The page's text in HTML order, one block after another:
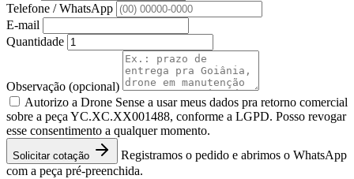
Telefone / WhatsApp
E-mail
Quantidade
Observação (opcional)
Autorizo a Drone Sense a usar meus dados pra retorno comercial
sobre a peça YC.XC.XX001488, conforme a LGPD. Posso revogar
esse consentimento a qualquer momento.
Solicitar cotação
Registramos o pedido e abrimos o WhatsApp
com a peça pré-preenchida.